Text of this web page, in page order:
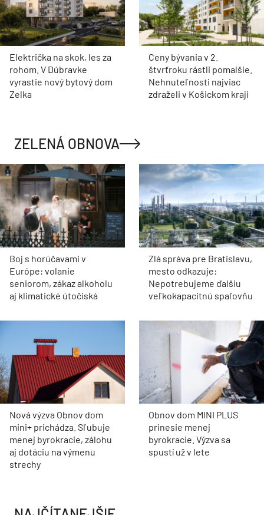
Električka na skok, les za
rohom. V Dúbravke
vyrastie nový bytový dom
Zelka
Ceny bývania v 2.
štvrťroku rástli pomalšie.
Nehnuteľnosti najviac
zdraželi v Košickom kraji
ZELENÁ OBNOVA
Boj s horúčavami v
Európe: volanie
seniorom, zákaz alkoholu
aj klimatické útočiská
Zlá správa pre Bratislavu,
mesto odkazuje:
Nepotrebujeme ďalšiu
veľkokapacitnú spaľovňu
Nová výzva Obnov dom
mini+ prichádza. Sľubuje
menej byrokracie, zálohu
aj dotáciu na výmenu
strechy
Obnov dom MINI PLUS
prinesie menej
byrokracie. Výzva sa
spustí už v lete